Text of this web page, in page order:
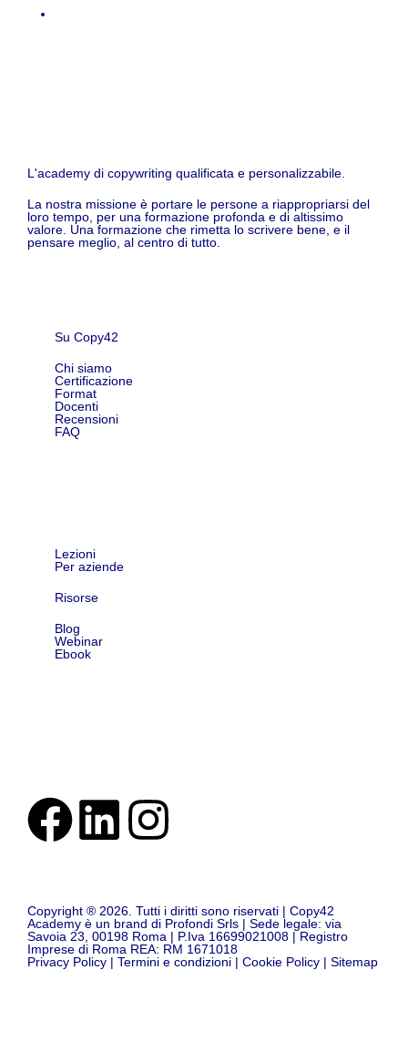
L'academy di copywriting qualificata e personalizzabile.
La nostra missione è portare le persone a riappropriarsi del
loro tempo, per una formazione profonda e di altissimo
valore. Una formazione che rimetta lo scrivere bene, e il
pensare meglio, al centro di tutto.
Su Copy42
Chi siamo
Certificazione
Format
Docenti
Recensioni
FAQ
Lezioni
Per aziende
Risorse
Blog
Webinar
Ebook
Copyright ® 2026. Tutti i diritti sono riservati | Copy42
Academy è un brand di Profondi Srls | Sede legale: via
Savoia 23, 00198 Roma | P.Iva 16699021008 | Registro
Imprese di Roma REA: RM 1671018
Privacy Policy | Termini e condizioni | Cookie Policy | Sitemap